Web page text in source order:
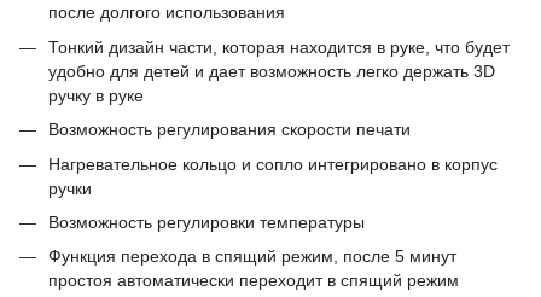
после долгого использования
Тонкий дизайн части, которая находится в руке, что будет
удобно для детей и дает возможность легко держать 3D
ручку в руке
Возможность регулирования скорости печати
Нагревательное кольцо и сопло интегрировано в корпус
ручки
Возможность регулировки температуры
Функция перехода в спящий режим, после 5 минут
простоя автоматически переходит в спящий режим